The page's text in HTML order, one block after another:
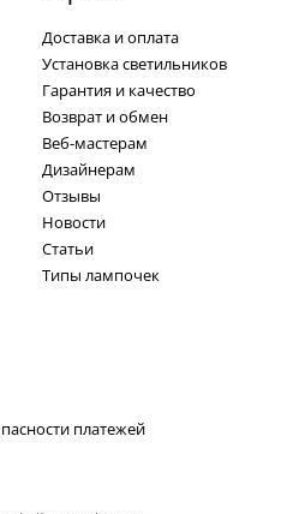
Доставка и оплата
Установка светильников
Гарантия и качество
Возврат и обмен
Веб-мастерам
Дизайнерам
Отзывы
Новости
Статьи
Типы лампочек
платежей